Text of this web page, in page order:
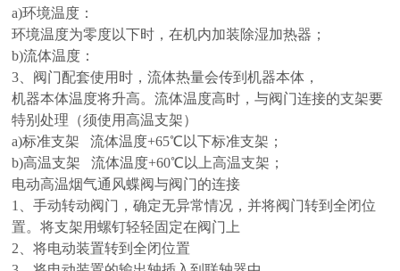
a)环境温度：
环境温度为零度以下时，在机内加装除湿加热器；
b)流体温度：
3、阀门配套使用时，流体热量会传到机器本体，
机器本体温度将升高。流体温度高时，与阀门连接的支架要
特别处理（须使用高温支架）
a)标准支架 流体温度+65℃以下标准支架；
b)高温支架 流体温度+60℃以上高温支架；
电动高温烟气通风蝶阀与阀门的连接
1、手动转动阀门，确定无异常情况，并将阀门转到全闭位
置。将支架用螺钉轻轻固定在阀门上
2、将电动装置转到全闭位置